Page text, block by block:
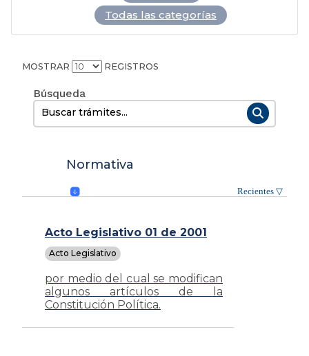
Todas las categorías
MOSTRAR REGISTROS
Buscar:
Normativa
Acto Legislativo 01 de 2001
Acto Legislativo
por medio del cual se modifican
algunos artículos de la
Constitución Política.